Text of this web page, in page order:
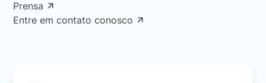
Prensa
Entre em contato conosco